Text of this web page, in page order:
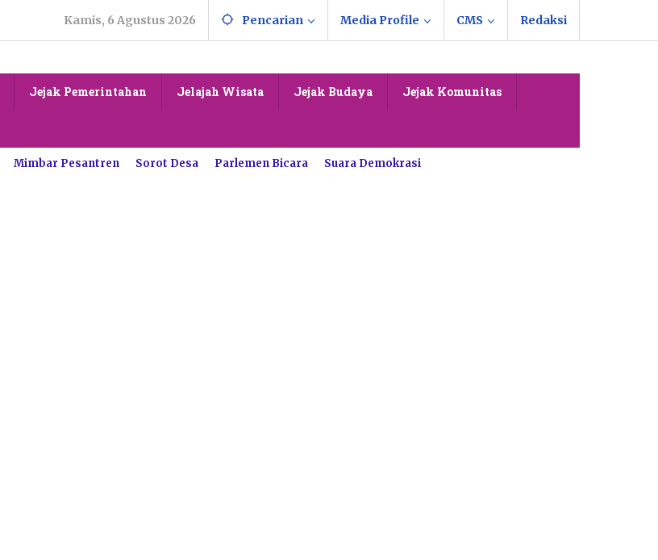
Kamis, 6 Agustus 2026 Pencarian Media Profile CMS Redaksi
Jejak Pemerintahan Jelajah Wisata Jejak Budaya Jejak Komunitas
Mimbar Pesantren Sorot Desa Parlemen Bicara Suara Demokrasi